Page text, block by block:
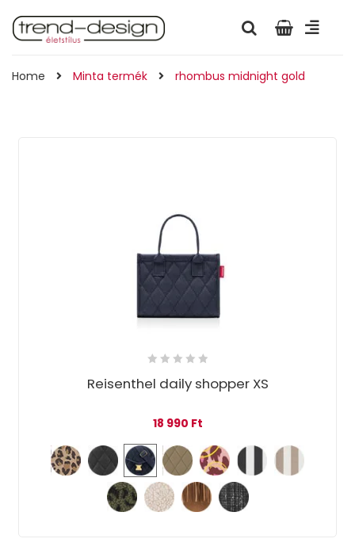
Home Minta termék rhombus midnight gold
Reisenthel daily shopper XS
18 990 Ft